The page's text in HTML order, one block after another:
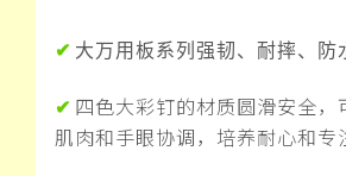
✔ 大万用板系列强韧、耐摔、防
✔ 四色大彩钉的材质圆滑安全，
肌肉和手眼协调，培养耐心和专